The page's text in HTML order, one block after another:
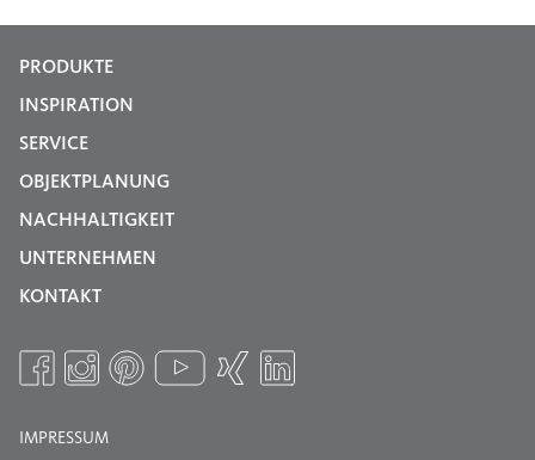
PRODUKTE
INSPIRATION
SERVICE
OBJEKTPLANUNG
NACHHALTIGKEIT
UNTERNEHMEN
KONTAKT
IMPRESSUM